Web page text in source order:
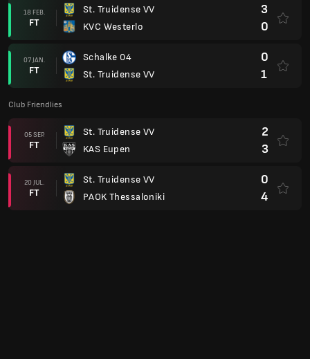
18 FEB.
FT
St. Truidense VV
KVC Westerlo
3
0
07 JAN.
FT
Schalke 04
St. Truidense VV
0
1
Club Friendlies
05 SEP.
FT
St. Truidense VV
KAS Eupen
2
3
20 JUL.
FT
St. Truidense VV
PAOK Thessaloniki
0
4